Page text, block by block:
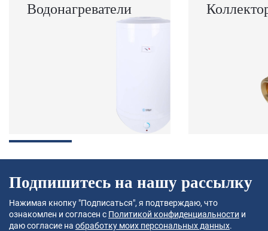
Водонагреватели
Подпишитесь на нашу рассылку
Нажимая кнопку "Подписаться", я подтверждаю, что
ознакомлен и согласен с Политикой конфиденциальности и
даю согласие на обработку моих персональных данных.